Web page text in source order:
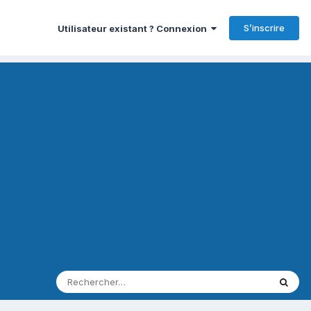
Utilisateur existant ? Connexion S’inscrire